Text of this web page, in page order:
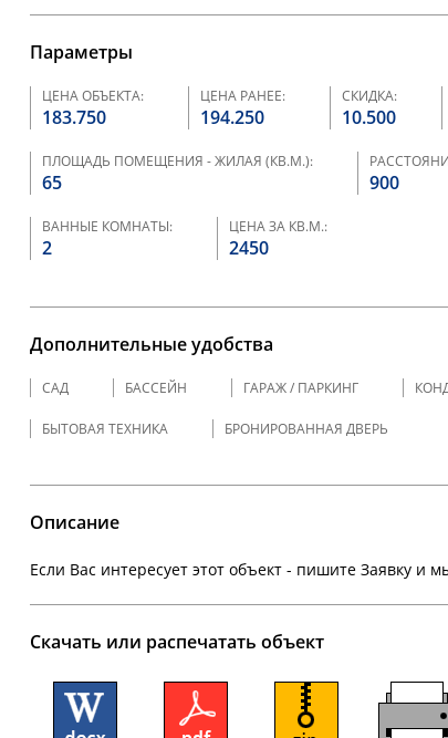
Параметры
ЦЕНА ОБЪЕКТА:
183.750
ЦЕНА РАНЕЕ:
194.250
СКИДКА:
10.500
ПЛОЩАДЬ ПОМЕЩЕНИЯ - ЖИЛАЯ (КВ.М.):
65 900
ВАННЫЕ КОМНАТЫ:
2
ЦЕНА ЗА КВ.М.:
2450
Дополнительные удобства
САД БАССЕЙН ГАРАЖ / ПАРКИНГ
БЫТОВАЯ ТЕХНИКА БРОНИРОВАННАЯ ДВЕРЬ
Описание
Если Вас интересует этот объект - пишите Заявку
Скачать или распечатать объект